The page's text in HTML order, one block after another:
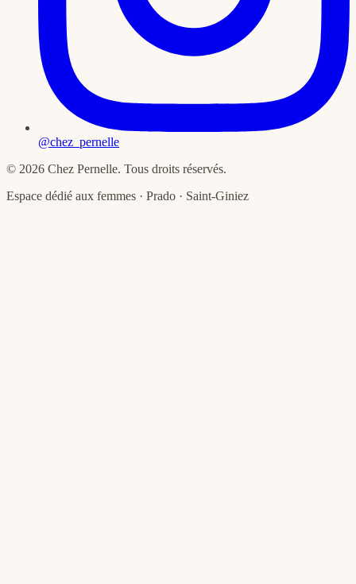
@chez_pernelle
© 2026 Chez Pernelle. Tous droits réservés.
Espace dédié aux femmes · Prado · Saint-Giniez